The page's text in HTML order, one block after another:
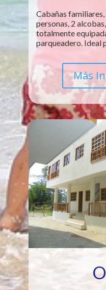
Cabañas familiares,
personas, 2
totalmente
parqueadero. Ideal
Más